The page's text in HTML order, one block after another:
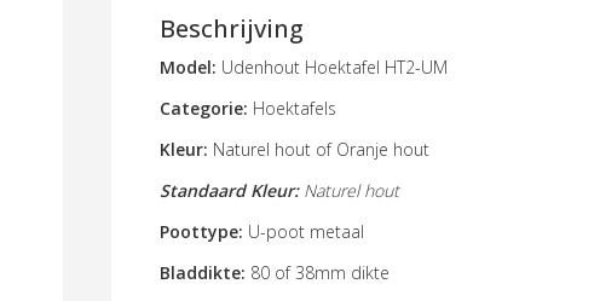
Beschrijving
Model: Udenhout Hoektafel HT2-UM
Categorie: Hoektafels
Kleur: Naturel hout of Oranje hout
Standaard Kleur:Naturel hout
Poottype: U-poot metaal
Bladdikte: 80 of 38mm dikte